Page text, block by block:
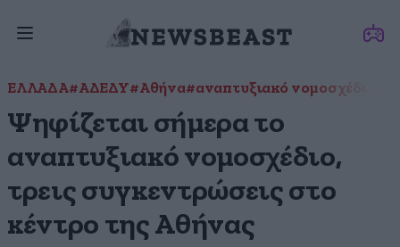
ΕΛΛΑΔΑ#ΑΔΕΔΥ#Αθήνα#αναπτυξιακό νομοσχέδιο
Ψηφίζεται σήμερα το
αναπτυξιακό νομοσχέδιο,
τρεις συγκεντρώσεις στο
κέντρο της Αθήνας